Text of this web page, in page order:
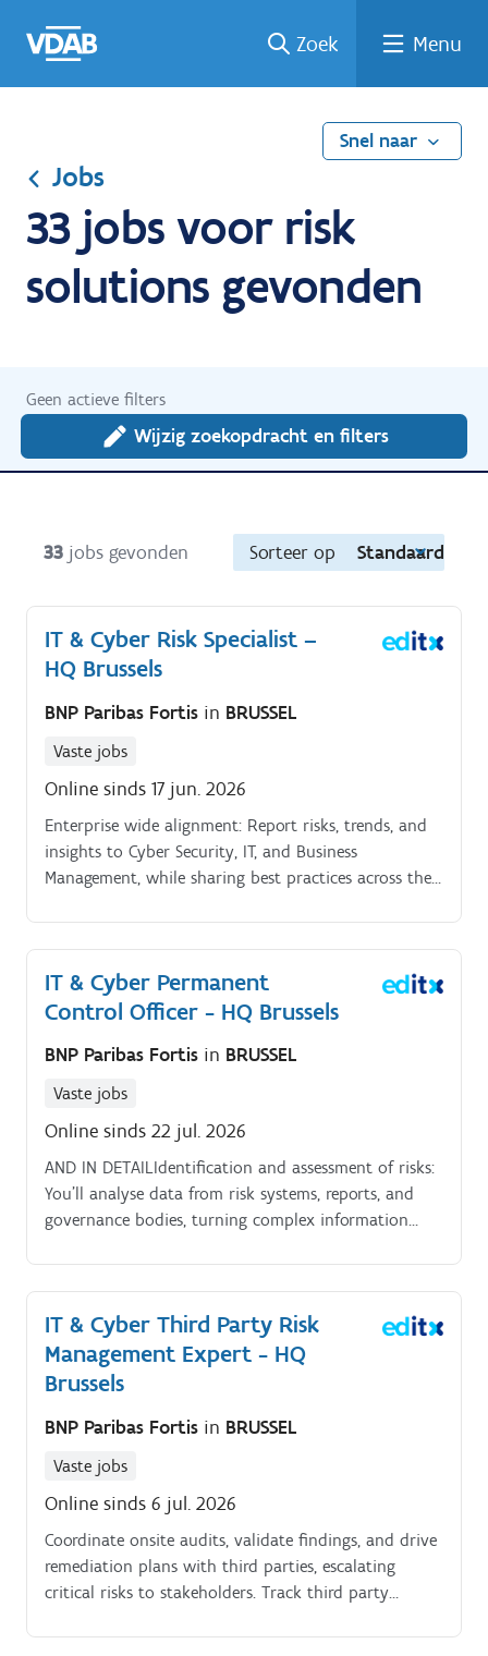
naar
een
een
job
naar
Zoek Menu
Snel naar
Jobs
33 jobs voor risk
solutions gevonden
Geen actieve filters
Wijzig zoekopdracht en filters
33 jobs gevonden Sorteer op Standaard
IT & Cyber Risk Specialist –
HQ Brussels
BNP Paribas Fortis in BRUSSEL
Vaste jobs
Online sinds 17 jun. 2026
Enterprise wide alignment: Report risks, trends, and
insights to Cyber Security, IT, and Business
Management, while sharing best practices across the
Process optimization: Leverage your expertise to
refine risk management methods and tools, ensuring
they remain efficient, scalable, and future ready."
IT & Cyber Permanent
Control Officer - HQ Brussels
BNP Paribas Fortis in BRUSSEL
Vaste jobs
Online sinds 22 jul. 2026
AND IN DETAILIdentification and assessment of risks:
You’ll analyse data from risk systems, reports, and
governance bodies, turning complex information
IT & Cyber Third Party Risk
Management Expert - HQ
Brussels
BNP Paribas Fortis in BRUSSEL
Vaste jobs
Online sinds 6 jul. 2026
Coordinate onsite audits, validate findings, and drive
remediation plans with third parties, escalating
critical risks to stakeholders. Track third party
(vulnerability reports, incident responses, compliance